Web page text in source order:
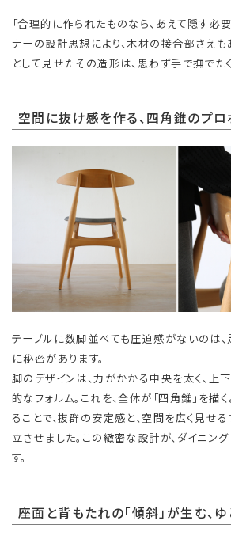
「合理的に作られたものなら、あえて隠す必
ナーの設計思想により、木材の接合部さえも
として見せたその造形は、思わず手で撫でた
空間に抜け感を作る、四角錐のプロ
テーブルに数脚並べても圧迫感がないのは、
に秘密があります。
脚のデザインは、力がかかる中央を太く、上
的なフォルム。これを、全体が「四角錐」を描
ることで、抜群の安定感と、空間を広く見せ
立させました。この緻密な設計が、ダイニン
す。
座面と背もたれの「傾斜」が生む、ゆ